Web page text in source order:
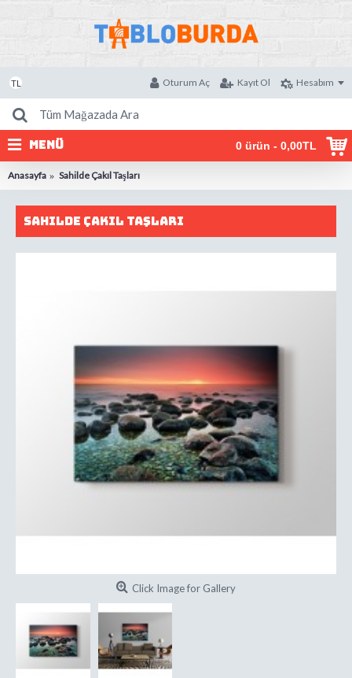
0 ürün - 0,00TL
TL Oturum Aç Kayıt Ol Hesabım
MENÜ
Anasayfa Sahilde Çakıl Taşları
Sahilde Çakıl Taşları
Click Image for Gallery